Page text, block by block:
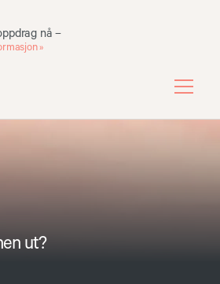
nå –
»
ut?